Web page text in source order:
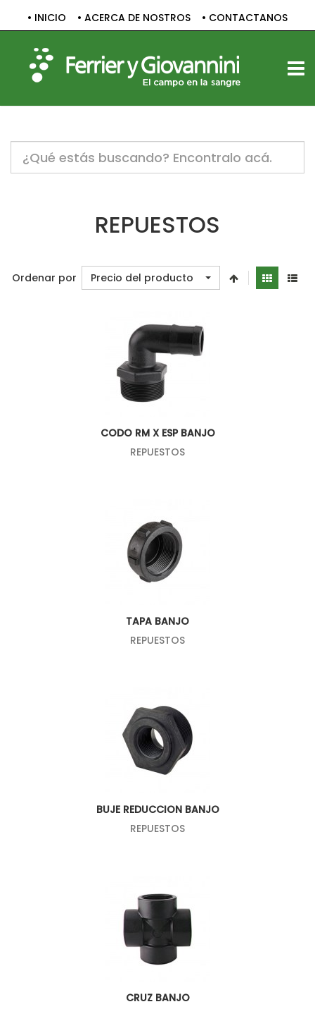
• INICIO • ACERCA DE NOSTROS • CONTACTANOS
Undefined
variable:
/home/c1830061/public_html/sitio/templates/
REPUESTOS
Ordenar por Precio del producto
CODO RM X ESP BANJO
REPUESTOS
TAPA BANJO
REPUESTOS
BUJE REDUCCION BANJO
REPUESTOS
CRUZ BANJO